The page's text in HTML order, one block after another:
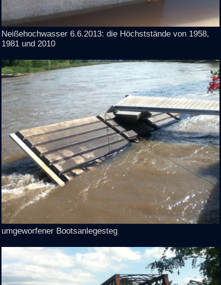
Neißehochwasser 6.6.2013: die Höchststände von 1958,
1981 und 2010
umgeworfener Bootsanlegesteg